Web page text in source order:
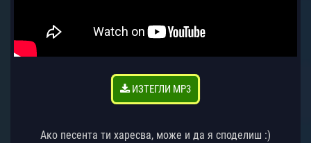
ИЗТЕГЛИ MP3
Ако песента ти харесва, може и да я споделиш :)